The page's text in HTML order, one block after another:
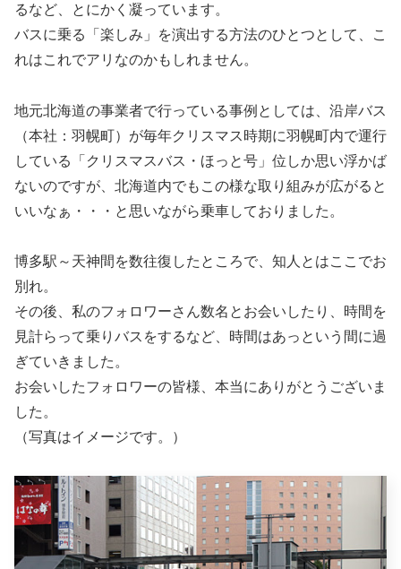
るなど、とにかく凝っています。
バスに乗る「楽しみ」を演出する方法のひとつとして、こ
れはこれでアリなのかもしれません。
地元北海道の事業者で行っている事例としては、沿岸バス
（本社：羽幌町）が毎年クリスマス時期に羽幌町内で運行
している「クリスマスバス・ほっと号」位しか思い浮かば
ないのですが、北海道内でもこの様な取り組みが広がると
いいなぁ・・・と思いながら乗車しておりました。
博多駅～天神間を数往復したところで、知人とはここでお
別れ。
その後、私のフォロワーさん数名とお会いしたり、時間を
見計らって乗りバスをするなど、時間はあっという間に過
ぎていきました。
お会いしたフォロワーの皆様、本当にありがとうございま
した。
（写真はイメージです。）